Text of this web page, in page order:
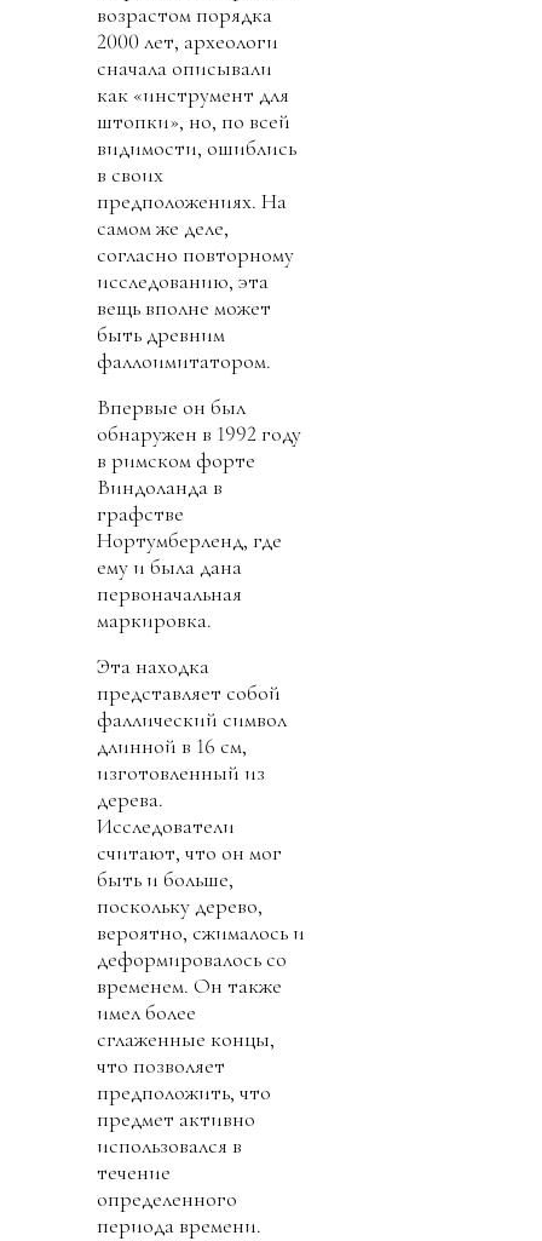
возрастом порядка
2000 лет, археологи
сначала описывали
как «инструмент для
штопки», но, по всей
видимости, ошиблись
в своих
предположениях. На
самом же деле,
согласно повторному
исследованию, эта
вещь вполне может
быть древним
фаллоимитатором.
Впервые он был
обнаружен в 1992 году
в римском форте
Виндоланда в
графстве
Нортумберленд, где
ему и была дана
первоначальная
маркировка.
Эта находка
представляет собой
фаллический символ
длинной в 16 см,
изготовленный из
дерева.
Исследователи
считают, что он мог
быть и больше,
поскольку дерево,
вероятно, сжималось и
деформировалось со
временем. Он также
имел более
сглаженные концы,
что позволяет
предположить, что
предмет активно
использовался в
течение
определенного
периода времени.